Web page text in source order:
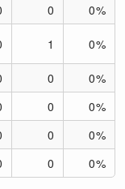
0
0%
1 0%
0
0%
0
0%
0
0%
0 0%